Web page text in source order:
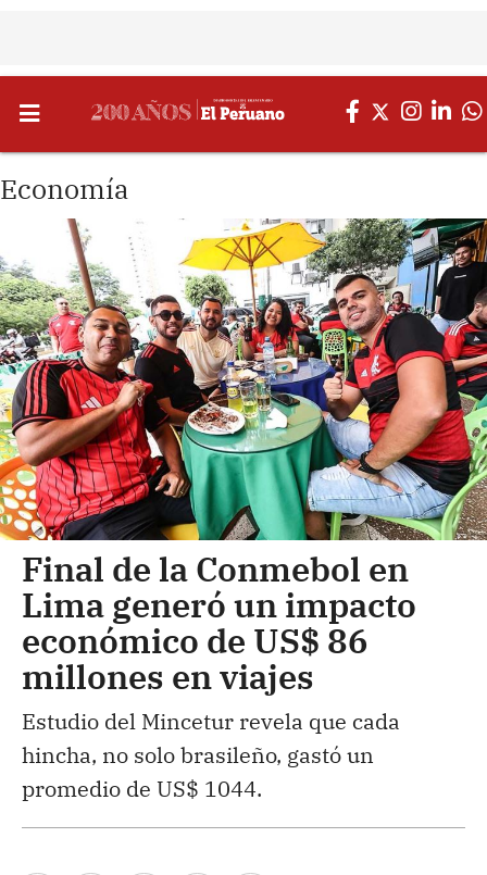
Economía
Final de la Conmebol en
Lima generó un impacto
económico de US$ 86
millones en viajes
Estudio del Mincetur revela que cada
hincha, no solo brasileño, gastó un
promedio de US$ 1044.